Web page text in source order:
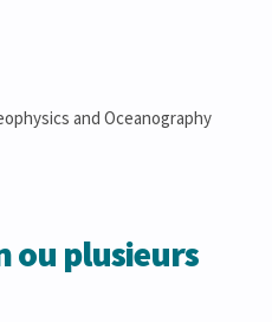
and Oceanography
ou plusieurs